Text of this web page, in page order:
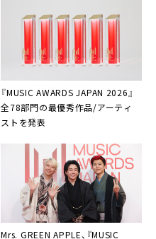
『MUSIC AWARDS JAPAN 2026』
全78部門の最優秀作品/アーティ
ストを発表
Mrs. GREEN APPLE、『MUSIC